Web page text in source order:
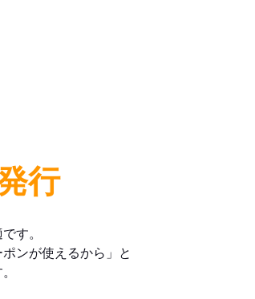
行
す。
ンが使えるから」と